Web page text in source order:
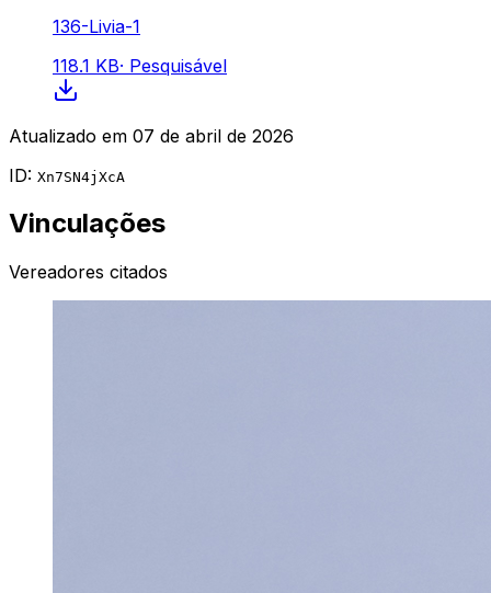
136-Livia-1
118.1 KB· Pesquisável
Atualizado em 07 de abril de 2026
ID: Xn7SN4jXcA
Vinculações
Vereadores citados